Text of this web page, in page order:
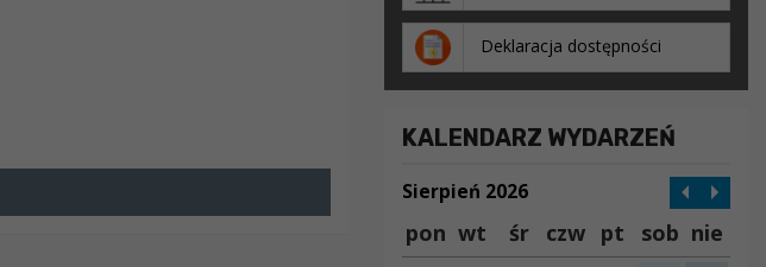
Deklaracja dostępności
KALENDARZ WYDARZEŃ
Sierpień 2026
pon wt śr czw pt sob nie